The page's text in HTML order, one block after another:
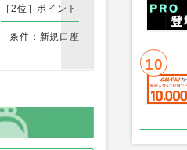
［2位］ポイントインカム ［3位］ECナビ
条件：新規口座開設＋新規取引
10